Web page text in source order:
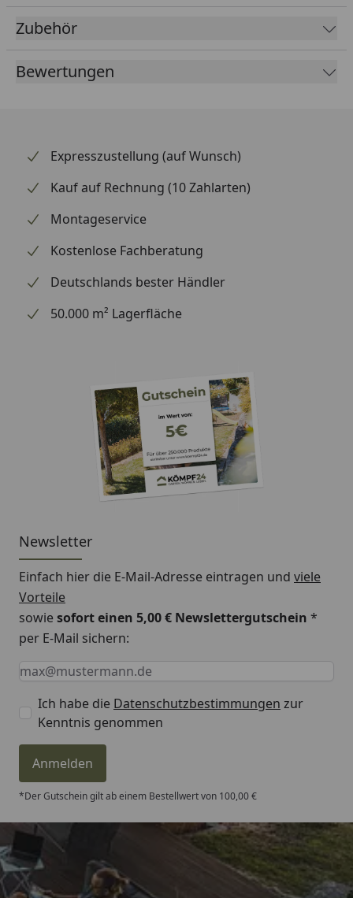
Zubehör
Bewertungen
Expresszustellung (auf Wunsch)
Kauf auf Rechnung (10 Zahlarten)
Montageservice
Kostenlose Fachberatung
Deutschlands bester Händler
50.000 m² Lagerfläche
Newsletter
Einfach hier die E-Mail-Adresse eintragen und viele
Vorteile
sowiesofort einen 5,00 € Newslettergutschein *
per E-Mail sichern:
Keine Eingabe erforderlich
Eingabe erforderlich
E-Mail *
Ich habe die Datenschutzbestimmungen zur
Kenntnis genommen
Anmelden
*Der Gutschein gilt ab einem Bestellwert von 100,00 €
Trusted Shops